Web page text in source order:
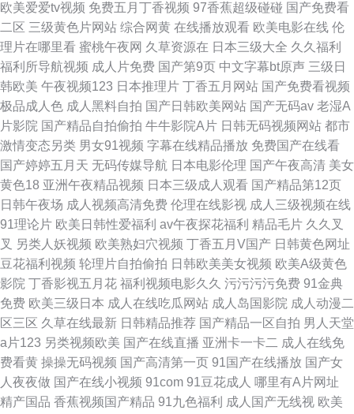
欧美爱爱tv视频 免费五月丁香视频 97香蕉超级碰碰 国产免费看
二区 三级黄色片网站 综合网黄 在线播放观看 欧美电影在线 伦
理片在哪里看 蜜桃午夜网 久草资源在 日本三级大全 久久福利
福利所导航视频 成人片免费 国产第9页 中文字幕bt原声 三级日
韩欧美 午夜视频123 日本推理片 丁香五月网站 国产免费看视频
极品成人色 成人黑料自拍 国产日韩欧美网站 国产无码av 老湿A
片影院 国产精品自拍偷拍 牛牛影院A片 日韩无码视频网站 都市
激情变态另类 男女91视频 字幕在线精品播放 免费国产在线看
国产婷婷五月天 无码传媒导航 日本电影伦理 国产午夜高清 美女
黄色18 亚洲午夜精品视频 日本三级成人观看 国产精品第12页
日韩午夜场 成人视频高清免费 伦理在线影视 成人三级视频在线
91理论片 欧美日韩性爱福利 av午夜探花福利 精品毛片 久久叉
叉 另类人妖视频 欧美熟妇穴视频 丁香五月V国产 日韩黄色网址
豆花福利视频 轮理片自拍偷拍 日韩欧美美女视频 欧美A级黄色
影院 丁香影视五月花 福利视频电影久久 污污污污免费 91金典
免费 欧美三级日本 成人在线吃瓜网站 成人岛国影院 成人动漫二
区三区 久草在线最新 日韩精品推荐 国产精品一区自拍 男人天堂
a片123 另类视频欧美 国产在线直播 亚洲卡一卡二 成人在线免
费看黄 操操无码视频 国产高清第一页 91国产在线播放 国产女
人夜夜做 国产在线小视频 91com 91豆花成人 哪里有A片网址
精产国品 香蕉视频国产精品 91九色福利 成人国产无线视 欧美